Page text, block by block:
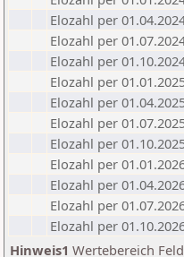
Elozahl per
Elozahl per
Elozahl per
Elozahl per
Elozahl per
Elozahl per
Elozahl per
Elozahl per
Elozahl per
Elozahl per
Elozahl per
Hinweis1 Wertebereich